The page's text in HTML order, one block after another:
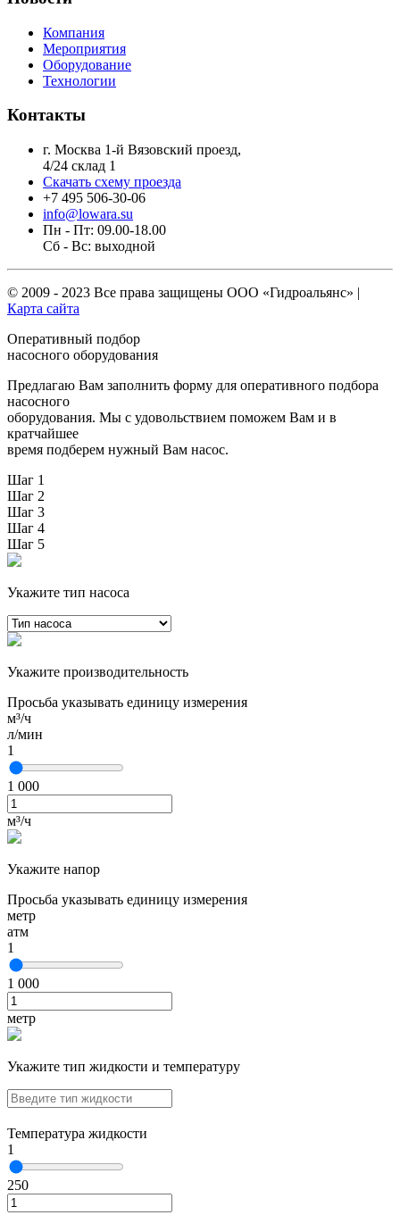
Компания
Мероприятия
Оборудование
Технологии
Контакты
г. Москва 1-й Вязовский проезд,
4/24 склад 1
Скачать схему проезда
+7 495 506-30-06
info@lowara.su
Пн - Пт: 09.00-18.00
Сб - Вс: выходной
© 2009 - 2023 Все права защищены ООО «Гидроальянс» |
Карта сайта
Оперативный подбор
насосного оборудования
Предлагаю Вам заполнить форму для оперативного подбора
насосного
оборудования. Мы с удовольствием поможем Вам и в
кратчайшее
время подберем нужный Вам насос.
Шаг 1
Шаг 2
Шаг 3
Шаг 4
Шаг 5
Укажите тип насоса
Укажите производительность
Просьба указывать единицу измерения
м³/ч
л/мин
1
1 000
м³/ч
Укажите напор
Просьба указывать единицу измерения
метр
атм
1
1 000
метр
Укажите тип жидкости и температуру
Температура жидкости
1
250